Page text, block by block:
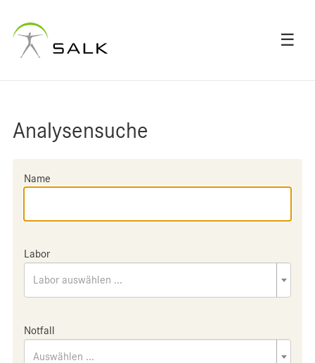
☰
Analysensuche
Name
Labor
Labor auswählen ...
Notfall
Auswählen ...